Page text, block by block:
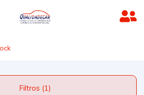
Filtros (1)